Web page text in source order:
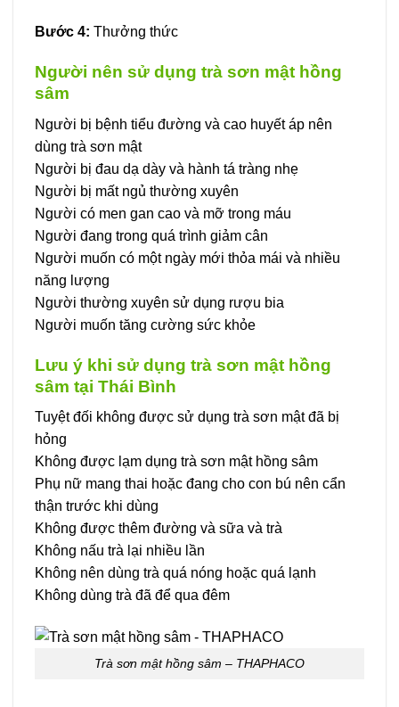
Bước 4: Thưởng thức
Người nên sử dụng trà sơn mật hồng
sâm
Người bị bệnh tiểu đường và cao huyết áp nên
dùng trà sơn mật
Người bị đau dạ dày và hành tá tràng nhẹ
Người bị mất ngủ thường xuyên
Người có men gan cao và mỡ trong máu
Người đang trong quá trình giảm cân
Người muốn có một ngày mới thỏa mái và nhiều
năng lượng
Người thường xuyên sử dụng rượu bia
Người muốn tăng cường sức khỏe
Lưu ý khi sử dụng trà sơn mật hồng
sâm tại Thái Bình
Tuyệt đối không được sử dụng trà sơn mật đã bị
hỏng
Không được lạm dụng trà sơn mật hồng sâm
Phụ nữ mang thai hoặc đang cho con bú nên cẩn
thận trước khi dùng
Không được thêm đường và sữa và trà
Không nấu trà lại nhiều lần
Không nên dùng trà quá nóng hoặc quá lạnh
Không dùng trà đã để qua đêm
Trà sơn mật hồng sâm – THAPHACO